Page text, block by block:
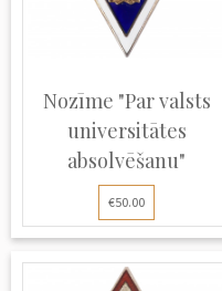
Nozīme "Par valsts
universitātes
absolvēšanu"
€50.00